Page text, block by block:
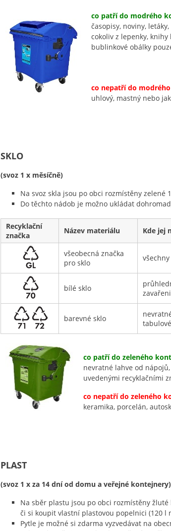
co patří do modrého
časopisy, noviny,
cokoliv z lepenky,
bublinkové obálky
co nepatří do
uhlový, mastný nebo
SKLO
(svoz 1 x měsíčně)
Na svoz skla jsou po obci rozmístěny
Do těchto nádob je možno ukládat
Recyklační
značka
Název materiálu Kde jej
všeobecná značka
pro sklo
bílé sklo
barevné sklo
co patří do zeleného
nevratné lahve od
uvedenými recyklačními
co nepatří do zeleného
keramika, porcelán,
PLAST
(svoz 1 x za 14 dní od domu a veřejné kontejnery)
Na sběr plastu jsou po obci rozmístěny
či si koupit vlastní plastovou popelnici (120 l
Pytle je možné si zdarma vyzvedávat na